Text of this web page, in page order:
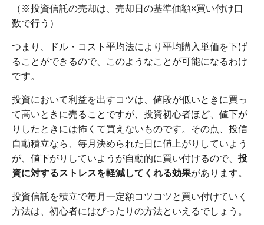
（※投資信託の売却は、売却日の基準価額×買い付け口
数で行う）
つまり、ドル・コスト平均法により平均購入単価を下げ
ることができるので、このようなことが可能になるわけ
です。
投資において利益を出すコツは、値段が低いときに買っ
て高いときに売ることですが、投資初心者ほど、値下が
りしたときには怖くて買えないものです。その点、投信
自動積立なら、毎月決められた日に値上がりしていよう
が、値下がりしていようが自動的に買い付けるので、 投
資に対するストレスを軽減してくれる効果があります。
投資信託を積立で毎月一定額コツコツと買い付けていく
方法は、初心者にはぴったりの方法といえるでしょう。